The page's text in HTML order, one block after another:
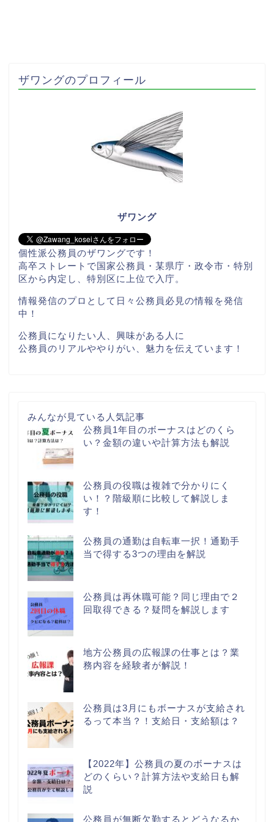
ザワングのプロフィール
ザワング
個性派公務員のザワングです！
高卒ストレートで国家公務員・某県庁・政令市・特別
区から内定し、特別区に上位で入庁。
情報発信のプロとして日々公務員必見の情報を発信
中！
公務員になりたい人、興味がある人に
公務員のリアルややりがい、魅力を伝えています！
みんなが見ている人気記事
公務員1年目のボーナスはどのくら
い？金額の違いや計算方法も解説
公務員の役職は複雑で分かりにく
い！？階級順に比較して解説しま
す！
公務員の通勤は自転車一択！通勤手
当で得する3つの理由を解説
公務員は再休職可能？同じ理由で２
回取得できる？疑問を解説します
地方公務員の広報課の仕事とは？業
務内容を経験者が解説！
公務員は3月にもボーナスが支給され
るって本当？！支給日・支給額は？
【2022年】公務員の夏のボーナスは
どのくらい？計算方法や支給日も解
説
公務員が無断欠勤するとどうなるか